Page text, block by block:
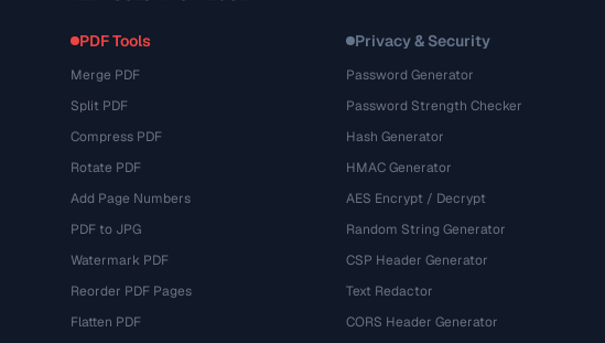
PDF Tools
Merge PDF
Split PDF
Compress PDF
Rotate PDF
Add Page Numbers
PDF to JPG
Watermark PDF
Reorder PDF Pages
Flatten PDF
Privacy & Security
Password Generator
Password Strength Checker
Hash Generator
HMAC Generator
AES Encrypt / Decrypt
Random String Generator
CSP Header Generator
Text Redactor
CORS Header Generator